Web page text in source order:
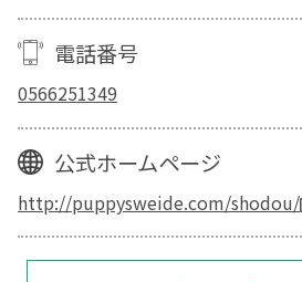
電話番号
0566251349
公式ホームページ
http://puppysweide.com/shodou/